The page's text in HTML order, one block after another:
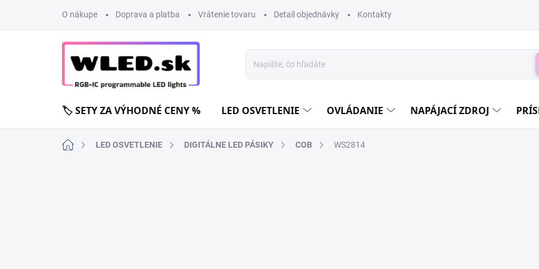
O nákupe Doprava a platba Vrátenie tovaru Detail objednávky Kontakty
🏷️ SETY ZA VÝHODNÉ CENY % LED OSVETLENIE OVLÁDANIE NAPÁJACÍ ZDROJ
DomovLED OSVETLENIE DIGITÁLNE LED PÁSIKY COB WS2814